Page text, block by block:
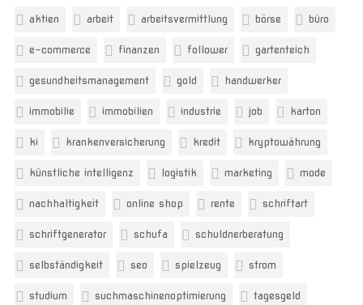
aktien arbeit arbeitsvermittlung börse büro
e-commerce finanzen follower gartenteich
gesundheitsmanagement gold handwerker
immobilie immobilien industrie job karton
ki krankenversicherung kredit kryptowährung
künstliche intelligenz logistik marketing mode
nachhaltigkeit online shop rente schriftart
schriftgenerator schufa schuldnerberatung
selbständigkeit seo spielzeug strom
studium suchmaschinenoptimierung tagesgeld